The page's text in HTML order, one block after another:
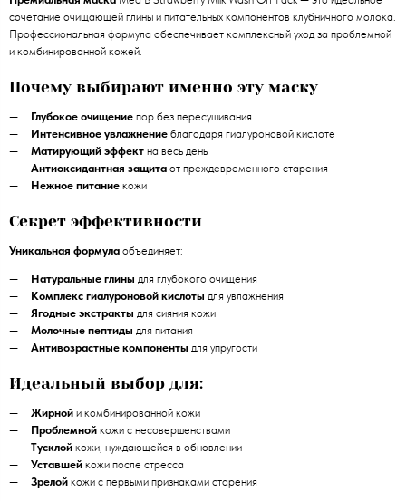
сочетание очищающей глины и питательных компонентов клубничного молока.
Профессиональная формула обеспечивает комплексный уход за проблемной
и комбинированной кожей.
Почему выбирают именно эту маску
Глубокое очищение пор без пересушивания
Интенсивное увлажнение благодаря гиалуроновой кислоте
Матирующий эффект на весь день
Антиоксидантная защита от преждевременного старения
Нежное питание кожи
Секрет эффективности
Уникальная формула объединяет:
Натуральные глины для глубокого очищения
Комплекс гиалуроновой кислоты для увлажнения
Ягодные экстракты для сияния кожи
Молочные пептиды для питания
Антивозрастные компоненты для упругости
Идеальный выбор для:
Жирной и комбинированной кожи
Проблемной кожи с несовершенствами
Тусклой кожи, нуждающейся в обновлении
Уставшей кожи после стресса
Зрелой кожи с первыми признаками старения